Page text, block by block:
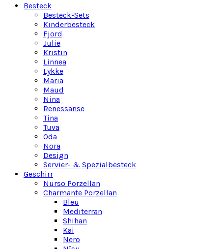
Besteck
Besteck-Sets
Kinderbesteck
Fjord
Julie
Kristin
Linnea
Lykke
Maria
Maud
Nina
Renessanse
Tina
Tuva
Oda
Nora
Design
Servier- & Spezialbesteck
Geschirr
Nurso Porzellan
Charmante Porzellan
Bleu
Mediterran
Shihan
Kai
Nero